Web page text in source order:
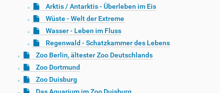
Arktis / Antarktis - Überleben im Eis
Wüste - Welt der Extreme
Wasser - Leben im Fluss
Regenwald - Schatzkammer des Lebens
Zoo Berlin, ältester Zoo Deutschlands
Zoo Dortmund
Zoo Duisburg